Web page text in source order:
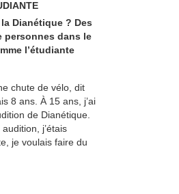
Dianétique ? Des
personnes dans le
l’étudiante
chute de vélo, dit
8 ans. À 15 ans, j’ai
de Dianétique.
j’étais
je voulais faire du